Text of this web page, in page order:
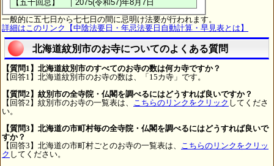
一般的に五七日から七七日の間に忌明け法要が行われます。
詳細はこのリンク【中陰法要日・年忌法要日自動計算・早見表とは】
北海道紋別市のお寺についてのよくある質問
【質問1】北海道紋別市のすべてのお寺の数は何カ寺ですか？
【回答1】北海道紋別市のお寺の数は、「15カ寺」です。
【質問2】紋別市の全寺院・仏閣を調べるにはどうすれば良いですか？
【回答2】紋別市のお寺の一覧表は、 こちらのリンクをクリック してくださ
い。
【質問3】北海道の市町村毎の全寺院・仏閣を調べるにはどうすれば良いで
すか？
【回答3】北海道の市町村ごとのお寺の一覧表は、 こちらのリンクをクリッ
ク してください。